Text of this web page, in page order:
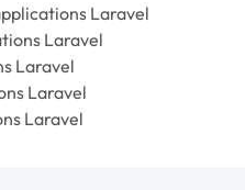
Laravel
Laravel
Laravel
Laravel
Laravel